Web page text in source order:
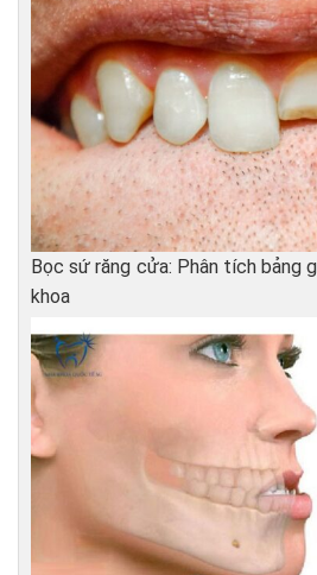
Bọc sứ răng cửa: Phân tích bảng
khoa